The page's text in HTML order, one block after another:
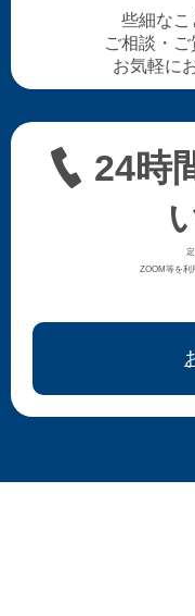
些細なこ
ご相談・ご
お気軽に
24時
ZOOM等を利